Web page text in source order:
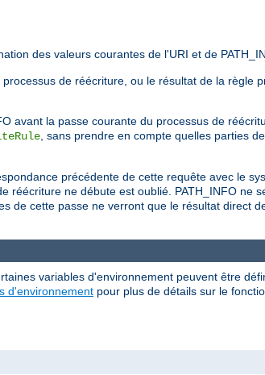
des valeurs courantes de l'URI et de
de réécriture, ou le résultat de la règle
avant la passe courante du processus de
, sans prendre en compte quelles parties
précédente de cette requête avec le
réécriture ne débute est oublié. PATH_INFO ne
de cette passe ne verront que le résultat direct
variables d'environnement peuvent être
d'environnement pour plus de détails sur le